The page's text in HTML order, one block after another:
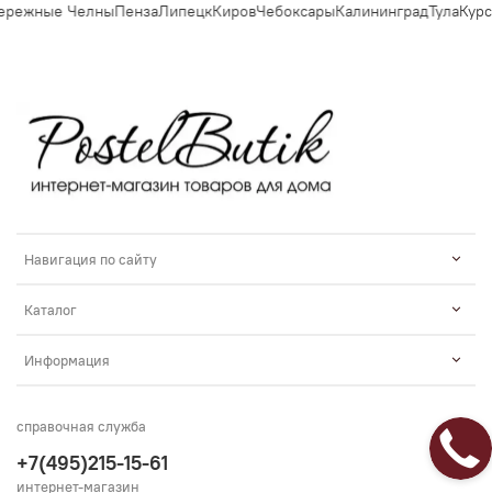
ЧелныПензаЛипецкКировЧебоксарыКалининградТулаКурск
Навигация по сайту
Каталог
Информация
справочная служба
+7(495)215-15-61
интернет-магазин